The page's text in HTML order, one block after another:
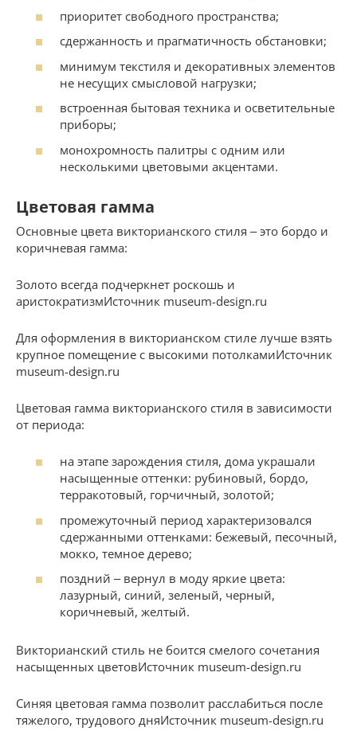
приоритет свободного пространства;
сдержанность и прагматичность обстановки;
минимум текстиля и декоративных элементов
не несущих смысловой нагрузки;
встроенная бытовая техника и осветительные
приборы;
монохромность палитры с одним или
несколькими цветовыми акцентами.
Цветовая гамма
Основные цвета викторианского стиля ‒ это бордо и
коричневая гамма:
Золото всегда подчеркнет роскошь и
аристократизмИсточник museum-design.ru
Для оформления в викторианском стиле лучше взять
крупное помещение с высокими потолкамиИсточник
museum-design.ru
Цветовая гамма викторианского стиля в зависимости
от периода:
на этапе зарождения стиля, дома украшали
насыщенные оттенки: рубиновый, бордо,
терракотовый, горчичный, золотой;
промежуточный период характеризовался
сдержанными оттенками: бежевый, песочный,
мокко, темное дерево;
поздний ‒ вернул в моду яркие цвета:
лазурный, синий, зеленый, черный,
коричневый, желтый.
Викторианский стиль не боится смелого сочетания
насыщенных цветовИсточник museum-design.ru
Синяя цветовая гамма позволит расслабиться после
тяжелого, трудового дняИсточник museum-design.ru